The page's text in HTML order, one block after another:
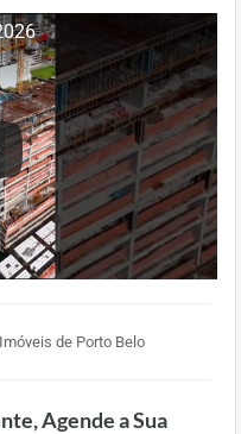
de Porto Belo
Agende a Sua